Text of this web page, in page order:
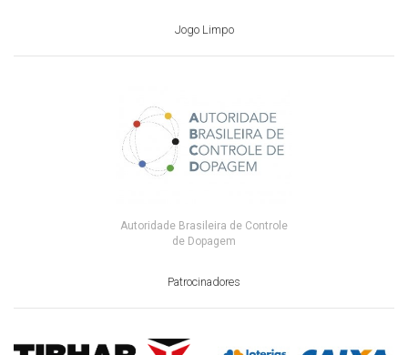
Jogo Limpo
Autoridade Brasileira de Controle
de Dopagem
Patrocinadores